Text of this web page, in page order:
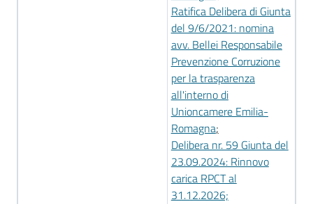
Ratifica Delibera di Giunta
del 9/6/2021: nomina
avv. Bellei Responsabile
Prevenzione Corruzione
per la trasparenza
all'interno di
Unioncamere Emilia-
Romagna;
Delibera nr. 59 Giunta del
23.09.2024: Rinnovo
carica RPCT al
31.12.2026;